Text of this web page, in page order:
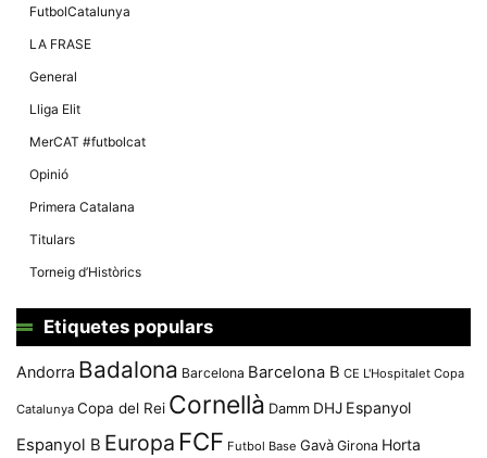
FutbolCatalunya
LA FRASE
General
Lliga Elit
MerCAT #futbolcat
Opinió
Primera Catalana
Titulars
Torneig d’Històrics
Etiquetes populars
Andorra Badalona Barcelona Barcelona B CE L'Hospitalet Copa
Catalunya Copa del Rei Cornellà Damm DHJ Espanyol
Espanyol B Europa FCF Futbol Base Gavà Girona Horta